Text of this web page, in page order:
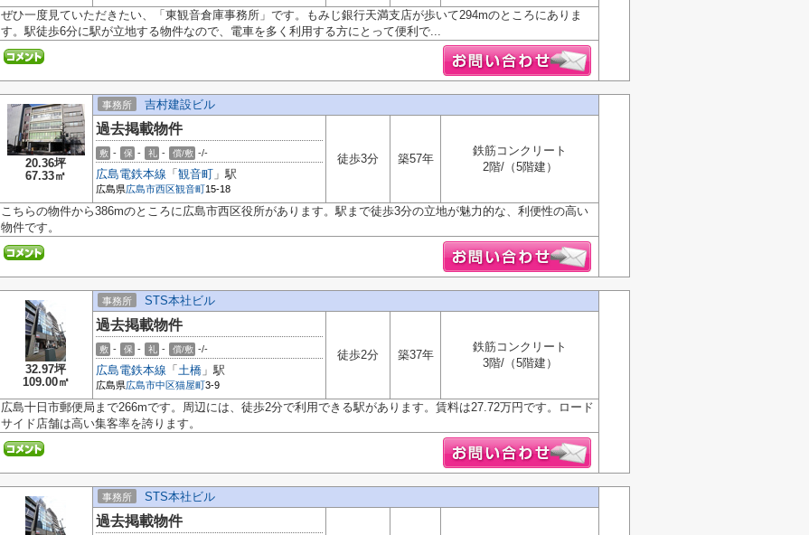
ぜひ一度見ていただきたい、「東観音倉庫事務所」です。もみじ銀行天満支店が歩いて294mのところにありま
す。駅徒歩6分に駅が立地する物件なので、電車を多く利用する方にとって便利で...
20.36坪
67.33㎡
事務所 吉村建設ビル
過去掲載物件
敷 - 保 - 礼 - 償/敷 -/-
広島電鉄本線 「 観音町 」駅
広島県広島市西区観音町15-18
徒歩3分 築57年
鉄筋コンクリート
2階/（5階建）
こちらの物件から386mのところに広島市西区役所があります。駅まで徒歩3分の立地が魅力的な、利便性の高い
物件です。
32.97坪
109.00㎡
事務所 STS本社ビル
過去掲載物件
敷 - 保 - 礼 - 償/敷 -/-
広島電鉄本線 「 土橋 」駅
広島県広島市中区猫屋町3-9
徒歩2分 築37年
鉄筋コンクリート
3階/（5階建）
広島十日市郵便局まで266mです。周辺には、徒歩2分で利用できる駅があります。賃料は27.72万円です。ロード
サイド店舗は高い集客率を誇ります。
事務所 STS本社ビル
過去掲載物件